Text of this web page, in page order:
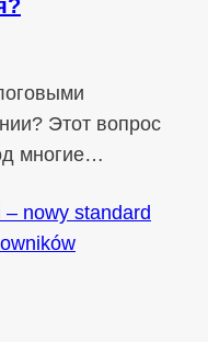
Этот вопрос
многие…